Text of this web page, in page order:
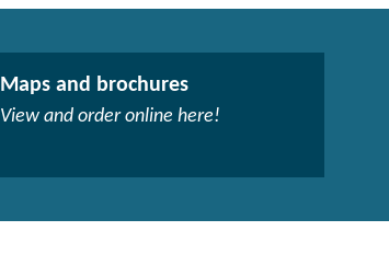
Maps and brochures
View and order online here!​